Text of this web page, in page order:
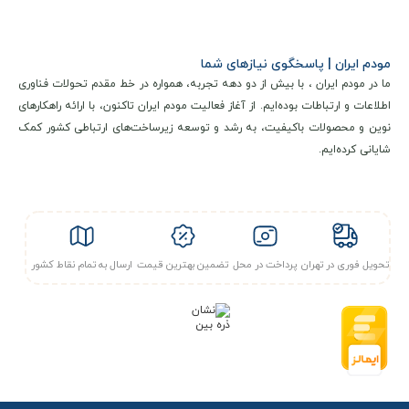
مشخصات فنی NEC 5G x12
فناوری 5G در باندهای Sub-6 پشتیبانی می‌کند و بر اساس
گیگابیت
مودم ایران | پاسخگوی نیازهای شما
ما در مودم ایران ، با بیش از دو دهه تجربه، همواره در خط مقدم تحولات فناوری
اطلاعات و ارتباطات بوده‌ایم. از آغاز فعالیت مودم ایران تاکنون، با ارائه راهکارهای
نوین و محصولات باکیفیت، به رشد و توسعه زیرساخت‌های ارتباطی کشور کمک
شایانی کرده‌ایم.
تحویل فوری در تهران پرداخت در محل تضمین بهترین قیمت ارسال به تمام نقاط کشور